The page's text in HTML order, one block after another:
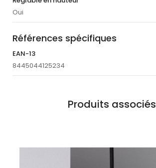
Oui
Références spécifiques
EAN-13
8445044125234
Produits associés